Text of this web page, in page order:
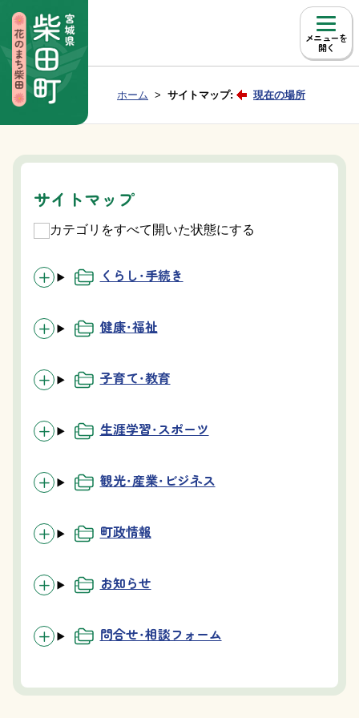
メニュー
Group NAV 現在位置：
ホーム サイトマップ: 現在の場所
サイトマップ
カテゴリをすべて開いた状態にする
くらし・手続き
健康・福祉
子育て・教育
生涯学習・スポーツ
観光・産業・ビジネス
町政情報
お知らせ
問合せ・相談フォーム